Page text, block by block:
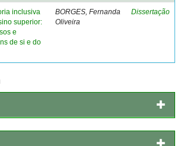
inclusiva
superior:
e
de si e do
BORGES, Fernanda
Oliveira
Dissertação